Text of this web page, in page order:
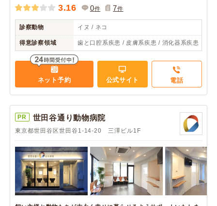
3.16 0件 7件
診察動物 イヌ / ネコ
得意診察領域 歯と口腔系疾患 / 皮膚系疾患 / 消化器系疾患
ネット予約 公式サイト 電話
PR 世田谷通り動物病院
東京都世田谷区世田谷1-14-20 三澤ビル1F